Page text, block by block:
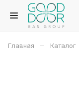
Главная – Каталог